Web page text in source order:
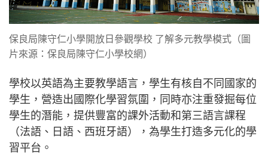
保良局陳守仁小學開放日參觀學校 了解多元教學模式（圖
片來源：保良局陳守仁小學校網）
學校以英語為主要教學語言，學生有核自不同國家的
學生，營造出國際化學習氛圍，同時亦注重發掘每位
學生的潛能，提供豐富的課外活動和第三語言課程
（法語、日語、西班牙語），為學生打造多元化的學
習平台。